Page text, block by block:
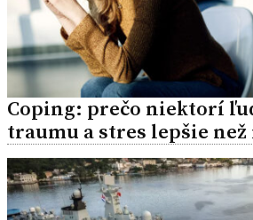
Coping: prečo niektorí
traumu a stres lepšie